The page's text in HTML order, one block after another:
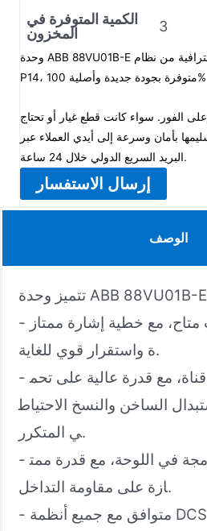
الكمية المتوفرة في
المخزون
3
وحدة ABB 88VU01B-E هي وحدة احترافية من نظام Procontrol
P14، متوفرة بجودة جديدة وأصلية 100%
الفور. سواء كانت قطع غيار أو تحتاج
بأمان وسرعة إلى أيدي العملاء عبر
البريد السريع الدولي خلال 24 ساعة.
إرسال الاستفسار
الوصف
- خيار دقة عالية 14 بت متاح، مع خطية إشارة ممتاز
ة واستقرار قوي للغاية.
- تشخيص مستقل لكل قناة، مع قدرة عالية على تحم
الساخن والنسخ الاحتياط
ي المتكرر.
- دوائر عزل وتصفية مدمجة في اللوحة، مع قدرة ممت
ازة على مقاومة التداخل.
- متوافق مع جميع أنظمة DCS من ABB. يدعم إشارا